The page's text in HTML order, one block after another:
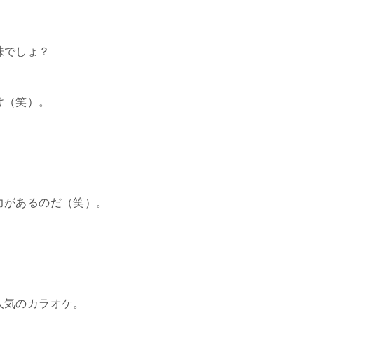
しょ？
笑）。
あるのだ（笑）。
のカラオケ。